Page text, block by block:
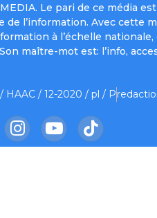
Le pari de ce média
l’information. Avec cette
à l’échelle
maître-mot est: l’info,
HAAC / 12-2020 / pl / P
InstagramYouTubeTikTok